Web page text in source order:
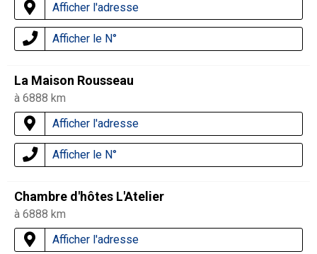
Afficher l'adresse
Afficher le N°
La Maison Rousseau
à 6888 km
Afficher l'adresse
Afficher le N°
Chambre d'hôtes L'Atelier
à 6888 km
Afficher l'adresse